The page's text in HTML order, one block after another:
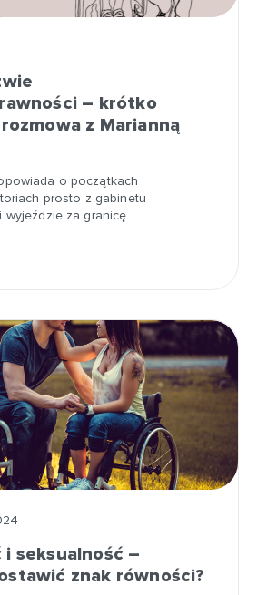
– krótko
z Marianną
o początkach
prosto z gabinetu
za granicę.
i seksualność –
znak równości?